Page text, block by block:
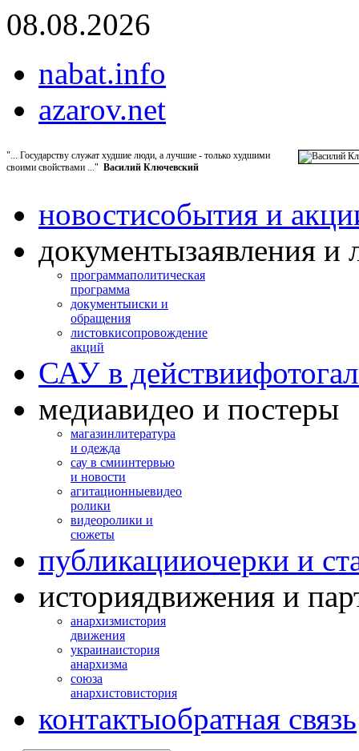
08.08.2026
nabat.info
azarov.net
"... Государству служат худшие люди, а лучшие - только худшими
своими свойствами ..." Василий Ключевский
новостисобытия и
документызаявления и
программаполитическая
программа
документыиски и
обращения
листовкисопровождение
акций
САУ в действии
медиавидео и постеры
магазинлитература
и одежда
сау в смиинтервью
и новости
агитационныевидео
ролики
видеоролики и
сюжеты
публикацииочерки и
историядвижения и
анархизмистория
движения
украинаистория
анархизма
союза
анархистовистория
контактыобратная связь